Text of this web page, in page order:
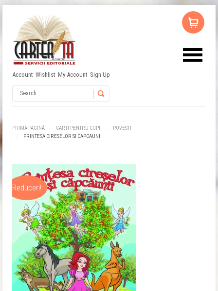
Account Wishlist My Account Sign Up
PRIMA PAGINĂ CARTI PENTRU COPII
POVESTI
PRINTESA CIRESELOR SI CAPCAUNII
Reduceri!